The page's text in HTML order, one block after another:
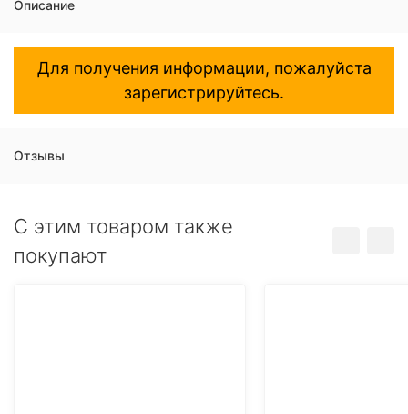
Описание
Для получения информации, пожалуйста
зарегистрируйтесь.
Отзывы
C этим товаром также
покупают